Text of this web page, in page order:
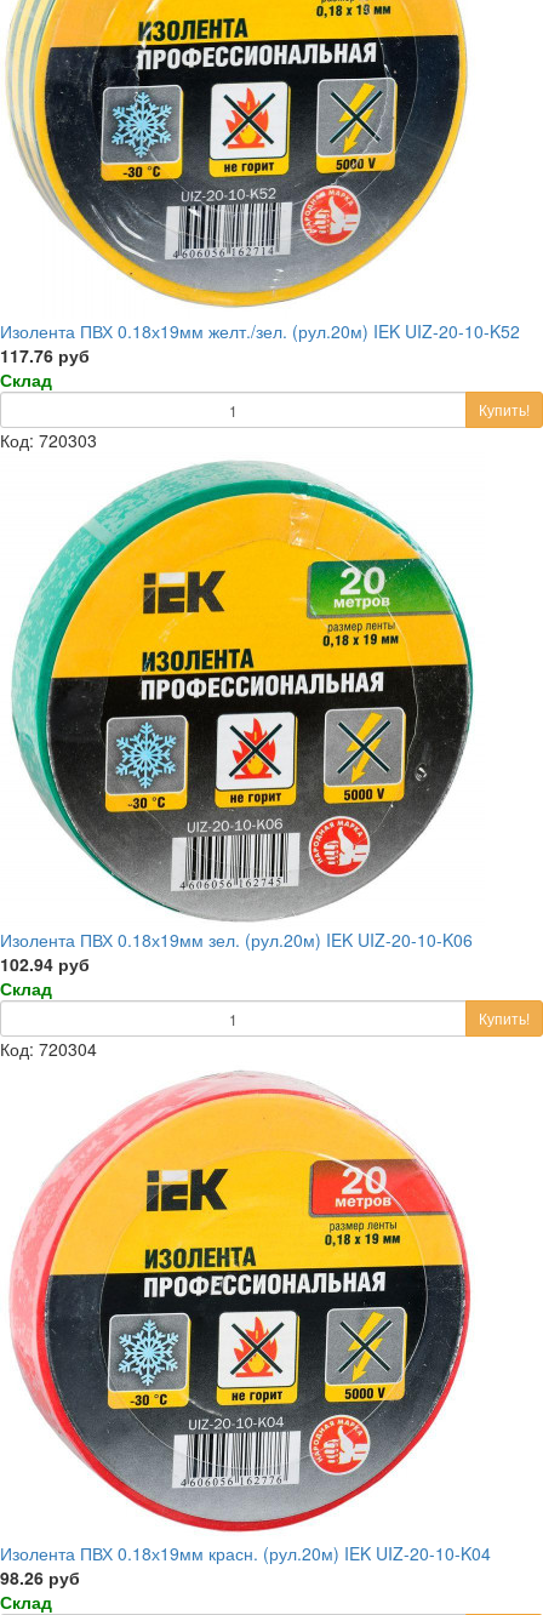
Изолента ПВХ 0.18х19мм желт./зел. (рул.20м) IEK UIZ-20-10-K52
117.76 руб
Склад
Купить!
Код: 720303
Изолента ПВХ 0.18х19мм зел. (рул.20м) IEK UIZ-20-10-K06
102.94 руб
Склад
Купить!
Код: 720304
Изолента ПВХ 0.18х19мм красн. (рул.20м) IEK UIZ-20-10-K04
98.26 руб
Склад